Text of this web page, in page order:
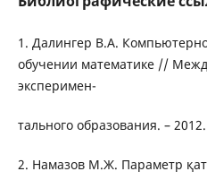
1. Далингер В.А.
обучении математике //
эксперимен-
тального образования. –
2. Намазов М.Ж. Параметр